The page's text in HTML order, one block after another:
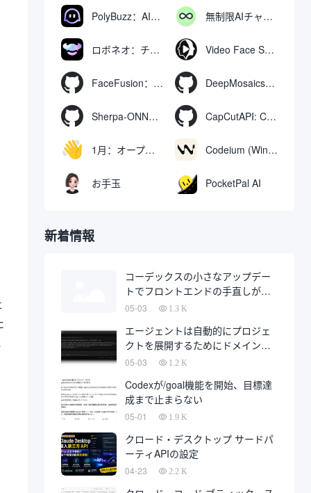
PolyBuzz：AIキャラクターと交流できる無料チャット＆ロールプレイングプラットフォーム 無制限AIチャット：無料無制限AIチャットツール
ロボネオ：チャットで動画や画像を生成・編集するAIツール Video Face Swap
FaceFusion：ビデオ顔交換強化ツール｜音声同期ビデオ口の動き DeepMosaics：画像やビデオからモザイクを自動的に除去したり、モザイクを追加したりする。
Sherpa-ONNX: ONNXRuntimeによるオフライン音声認識と合成 CapCutAPI: CapCutビデオクリップの自動制御用オープンソースツール
1月：オープンソースのオフラインAIアシスタント、ChatGPTの代替、ローカルAIモデルの実行またはクラウドAIへの接続 Codeium (Windsurf Editor): 無料のAIコード補完＆チャットツール。
お手玉 PocketPal AI
新着情報
コーデックスの小さなアップデー
トでフロントエンドの手直しが半
分になるかもしれない
05-03 1.3 K
エージェントは自動的にプロジェ
クトを展開するためにドメイン名
を購入し、完全に自動化された開
て、多数の秋に上陸している。
05-03 1.2 K
Codexが/goal機能を開始、目標達
成まで止まらない
05-01 1.9 K
クロード・デスクトップ サードパ
ーティAPIの設定
04-23 2.2 K